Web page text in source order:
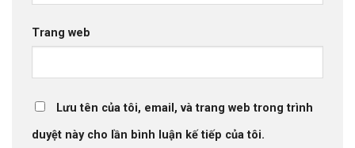
Trang web
Lưu tên của tôi, email, và trang web trong trình
duyệt này cho lần bình luận kế tiếp của tôi.